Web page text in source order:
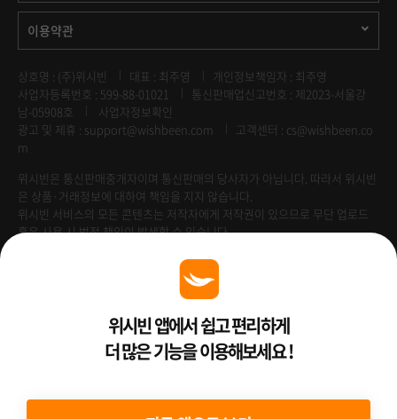
이용약관
상호명 : (주)위시빈 대표 : 최주영
개인정보책임자 : 최주영
사업자등록번호 : 599-88-01021
통신판매업신고번호 : 제2023-서울강
남-05908호
사업자정보확인
광고 및 제휴 : support@wishbeen.com
고객센터 : cs@wishbeen.co
m
위시빈은 통신판매중개자이며 통신판매의 당사자가 아닙니다. 따라서 위시빈
은 상품·거래정보에 대하여 책임을 지지 않습니다.
위시빈 서비스의 모든 콘텐츠는 저작자에게 저작권이 있으므로 무단 업로드
혹은 사용 시 법적 책임이 발생할 수 있습니다.
Venture Enterprise위시빈 앱에서 쉽고 편리하게
더 많은 기능을 이용해보세요 !